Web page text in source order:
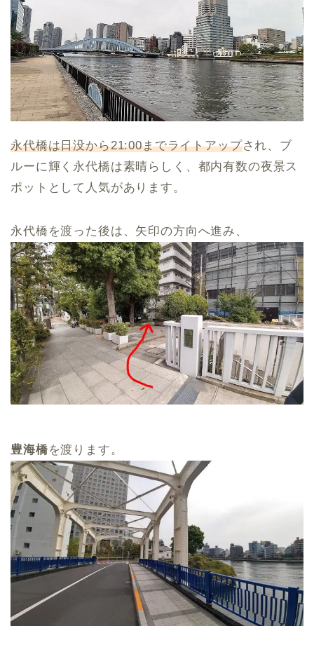
永代橋は日没から21:00までライトアップされ、ブ
ルーに輝く永代橋は素晴らしく、都内有数の夜景ス
ポットとして人気があります。
永代橋を渡った後は、矢印の方向へ進み、
豊海橋を渡ります。